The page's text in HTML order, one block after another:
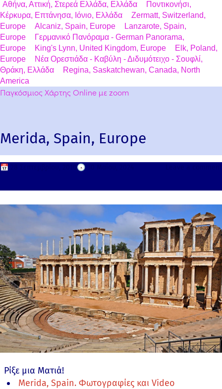
Αθήνα, Αττική, Στερεά Ελλάδα, Ελλάδα
Ποντικονήσι,
Κέρκυρα, Επτάνησα, Ιόνιο, Ελλάδα
Zermatt, Switzerland,
Europe
Alcaniz, Spain, Europe
Lanzarote, Spain,
Europe
Γερμανικό Πανόραμα - German Panorama,
Europe
King's Lynn, United Kingdom, Europe
Elk, Poland,
Europe
Νέα Ορεστιάδα - Καβύλη - Διδυμότειχο - Σουφλί,
Θράκη, Ελλάδα
Regina, Saskatchewan, Canada, North
America
Παγκόσμιος Χάρτης Online με zoom
Merida, Spain, Europe
📅 🕟
Ρίξε μια Ματιά!
Merida, Spain. Φωτογραφίες και Video